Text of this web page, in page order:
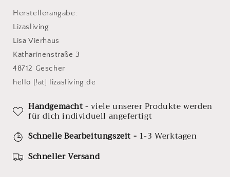
Herstellerangabe:
Lizasliving
Lisa Vierhaus
Katharinenstraße 3
48712 Gescher
hello [!at] lizasliving.de
Handgemacht- viele unserer Produkte werden
für dich individuell angefertigt
Schnelle Bearbeitungszeit - 1-3 Werktagen
Schneller Versand